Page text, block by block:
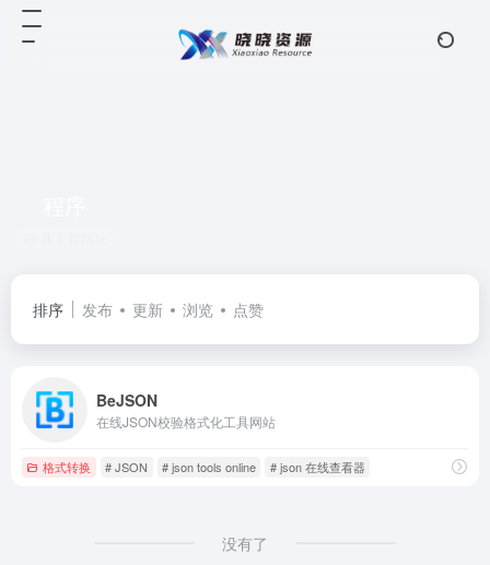
排序 发布 更新 浏览 点赞
BeJSON
在线JSON校验格式化工具网站
格式转换 # JSON # json tools online # json 在线查看器
没有了